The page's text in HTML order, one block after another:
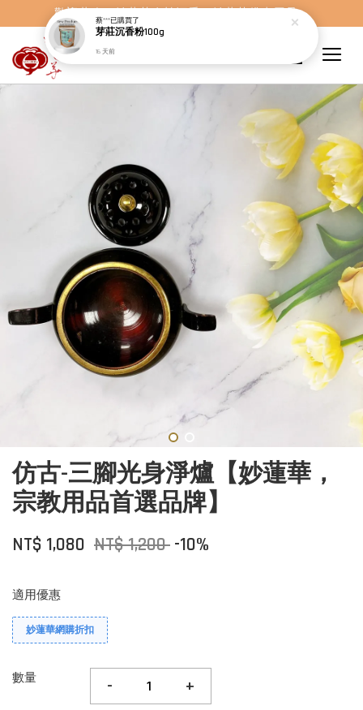
歡迎蒞臨，妙蓮華奇楠沉香，妙蓮華佛事用品。
仿古-三腳光身淨爐【妙蓮華，
宗教用品首選品牌】
NT$ 1,080 NT$ 1,200 -10%
適用優惠
妙蓮華網購折扣
數量 - +
蔡***已購買了
芽莊沉香粉100g
16 天前